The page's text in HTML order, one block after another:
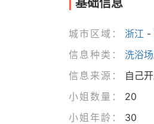
基础信息
城市区域： 浙江 -
信息种类：
洗浴
信息来源：
自己
小姐数量：
20
小姐年龄：
30